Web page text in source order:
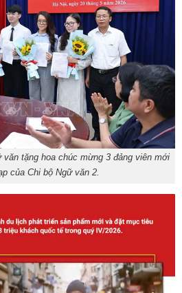
tặng hoa chúc mừng 3 đảng viên mới
của Chi bộ Ngữ văn 2.